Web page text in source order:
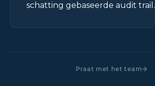
schatting gebaseerde audit trail.
Praat met het team